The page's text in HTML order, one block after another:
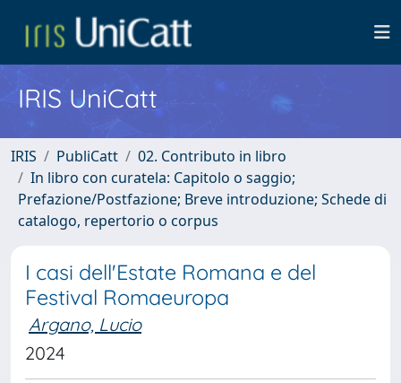
IRIS UniCatt
IRIS PubliCatt
02. Contributo in libro
In libro con curatela: Capitolo o saggio;
Prefazione/Postfazione; Breve introduzione; Schede di
catalogo, repertorio o corpus
I casi dell'Estate Romana e del
Festival Romaeuropa
Argano, Lucio
2024